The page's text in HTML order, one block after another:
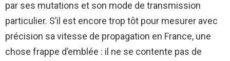
par ses mutations et son mode de transmission
particulier. S’il est encore trop tôt pour mesurer avec
précision sa vitesse de propagation en France, une
chose frappe d’emblée : il ne se contente pas de